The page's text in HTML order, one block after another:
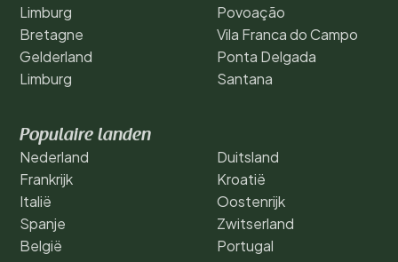
Limburg
Bretagne
Gelderland
Limburg
Povoação
Vila Franca do Campo
Ponta Delgada
Santana
Populaire landen
Nederland
Frankrijk
Italië
Spanje
België
Duitsland
Kroatië
Oostenrijk
Zwitserland
Portugal